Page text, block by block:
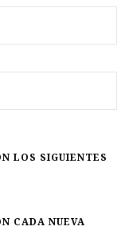
LOS SIGUIENTES
CADA NUEVA